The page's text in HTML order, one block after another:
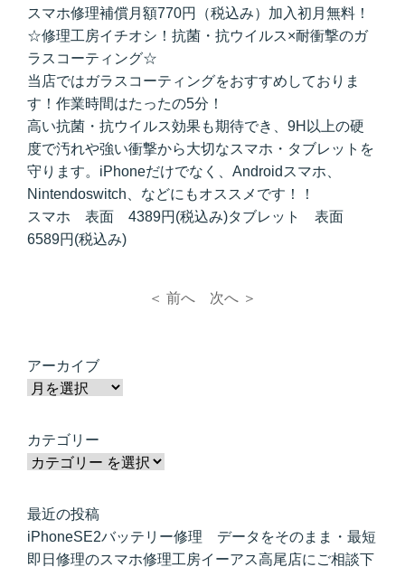
スマホ修理補償月額770円（税込み）加入初月無料！
☆修理工房イチオシ！抗菌・抗ウイルス×耐衝撃のガ
ラスコーティング☆
当店ではガラスコーティングをおすすめしておりま
す！作業時間はたったの5分！
高い抗菌・抗ウイルス効果も期待でき、9H以上の硬
度で汚れや強い衝撃から大切なスマホ・タブレットを
守ります。iPhoneだけでなく、Androidスマホ、
Nintendoswitch、などにもオススメです！！
スマホ 表面 4389円(税込み)タブレット 表面
6589円(税込み)
＜ 前へ 次へ ＞
アーカイブ
カテゴリー
最近の投稿
iPhoneSE2バッテリー修理 データをそのまま・最短
即日修理のスマホ修理工房イーアス高尾店にご相談下